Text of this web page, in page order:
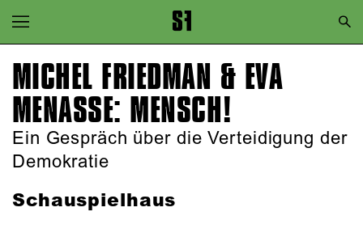
Zur Hauptnavigation springen
Zum Hauptinhalt springen
Zum Footer springen
MICHEL FRIEDMAN & EVA
MENASSE: MENSCH!
Ein Gespräch über die Verteidigung der
Demokratie
Schauspielhaus